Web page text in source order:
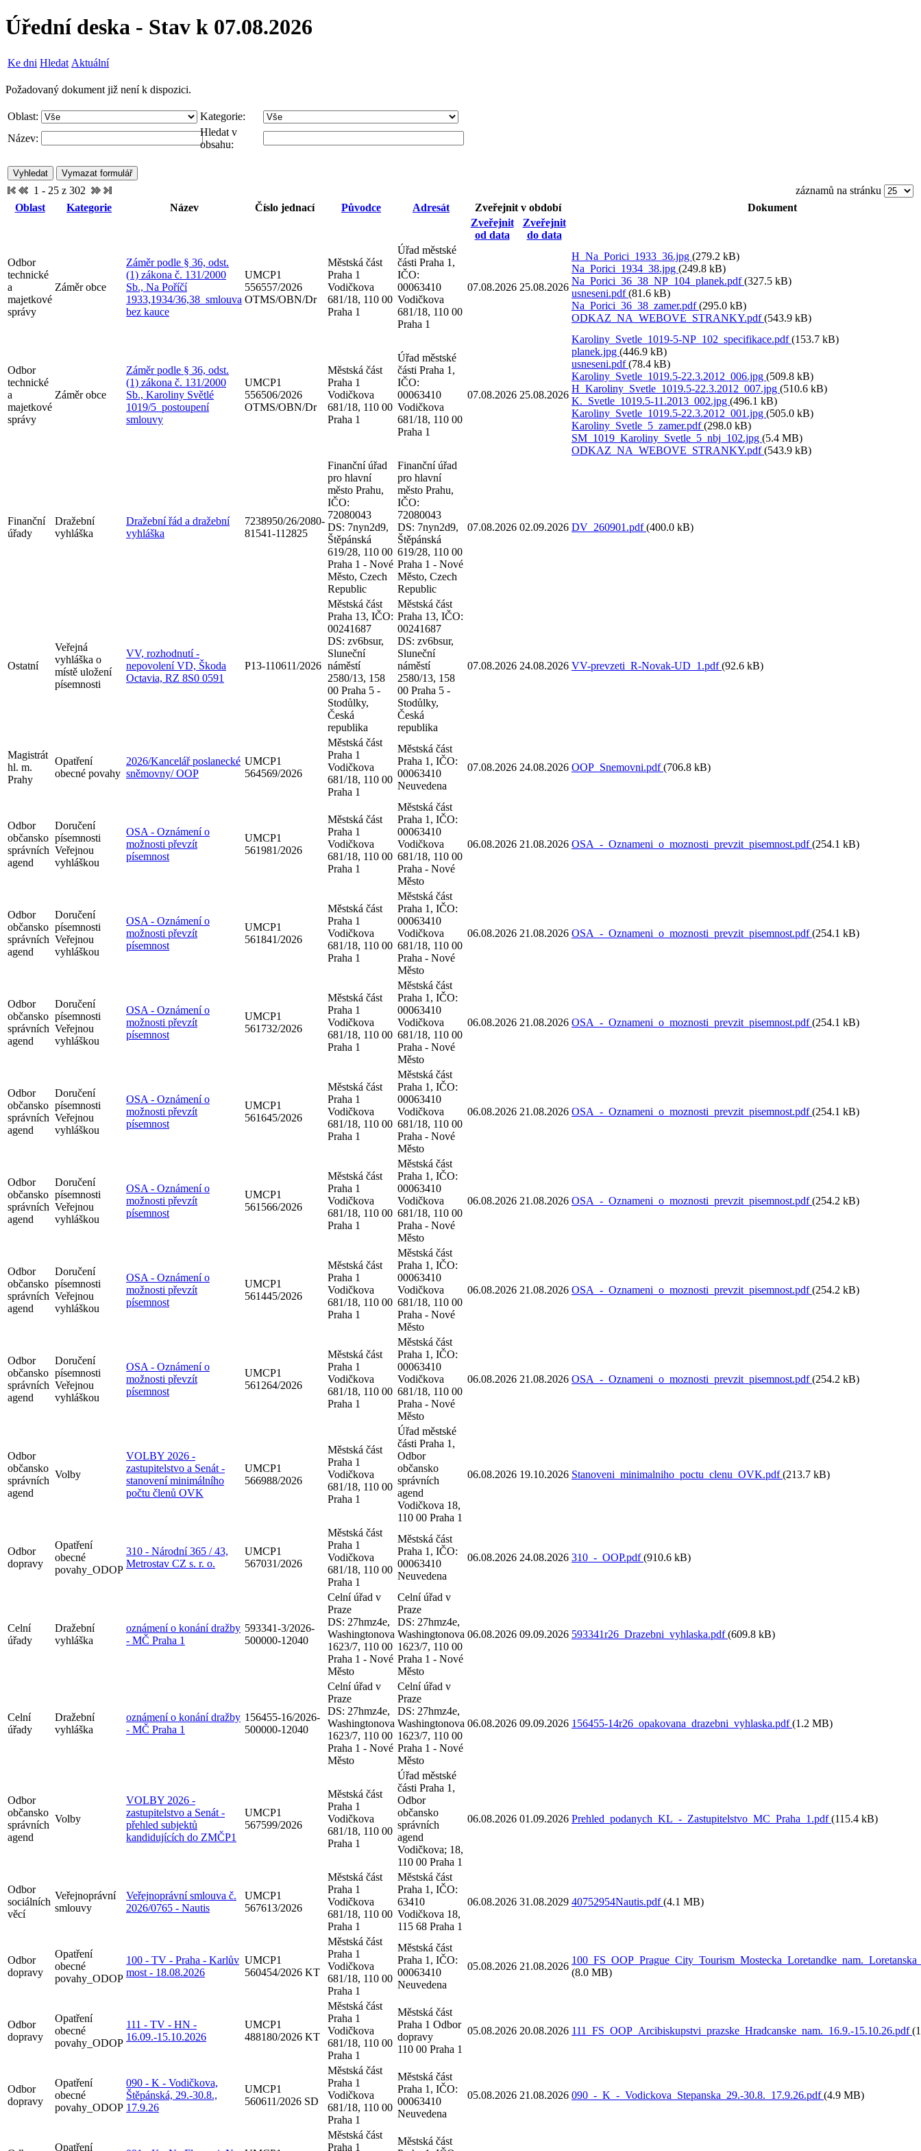
Úřední deska - Stav k 07.08.2026
Ke dni Hledat Aktuální
Požadovaný dokument již není k dispozici.
Oblast:
Kategorie:
Název:
Hledat v
obsahu:
1 - 25 z 302
záznamů na stránku
Oblast
Kategorie Název Číslo jednací Původce Adresát Zveřejnit v období
Dokument
Zveřejnit
od data
Zveřejnit
do data
Odbor
technické
a
majetkové
správy
Záměr obce
Záměr podle § 36, odst.
(1) zákona č. 131/2000
Sb., Na Poříčí
1933,1934/36,38_smlouva
bez kauce
UMCP1
556557/2026
OTMS/OBN/Dr
Městská část
Praha 1
Vodičkova
681/18, 110 00
Praha 1
Úřad městské
části Praha 1,
IČO:
00063410
Vodičkova
681/18, 110 00
Praha 1
07.08.2026 25.08.2026
H_Na_Porici_1933_36.jpg (279.2 kB)
Na_Porici_1934_38.jpg (249.8 kB)
Na_Porici_36_38_NP_104_planek.pdf(327.5 kB)
usneseni.pdf(81.6 kB)
Na_Porici_36_38_zamer.pdf(295.0 kB)
ODKAZ_NA_WEBOVE_STRANKY.pdf(543.9 kB)
Odbor
technické
a
majetkové
správy
Záměr obce
Záměr podle § 36, odst.
(1) zákona č. 131/2000
Sb., Karoliny Světlé
1019/5_postoupení
smlouvy
UMCP1
556506/2026
OTMS/OBN/Dr
Městská část
Praha 1
Vodičkova
681/18, 110 00
Praha 1
Úřad městské
části Praha 1,
IČO:
00063410
Vodičkova
681/18, 110 00
Praha 1
07.08.2026 25.08.2026
Karoliny_Svetle_1019-5-NP_102_specifikace.pdf(153.7 kB)
planek.jpg (446.9 kB)
usneseni.pdf(78.4 kB)
Karoliny_Svetle_1019.5-22.3.2012_006.jpg (509.8 kB)
H_Karoliny_Svetle_1019.5-22.3.2012_007.jpg (510.6 kB)
K._Svetle_1019.5-11.2013_002.jpg (496.1 kB)
Karoliny_Svetle_1019.5-22.3.2012_001.jpg (505.0 kB)
Karoliny_Svetle_5_zamer.pdf(298.0 kB)
SM_1019_Karoliny_Svetle_5_nbj_102.jpg (5.4 MB)
ODKAZ_NA_WEBOVE_STRANKY.pdf(543.9 kB)
Finanční
úřady
Dražební
vyhláška
Dražební řád a dražební
vyhláška
7238950/26/2080-
81541-112825
Finanční úřad
pro hlavní
město Prahu,
IČO:
72080043
DS: 7nyn2d9,
Štěpánská
619/28, 110 00
Praha 1 - Nové
Město, Czech
Republic
Finanční úřad
pro hlavní
město Prahu,
IČO:
72080043
DS: 7nyn2d9,
Štěpánská
619/28, 110 00
Praha 1 - Nové
Město, Czech
Republic
07.08.2026 02.09.2026 DV_260901.pdf(400.0 kB)
Ostatní
Veřejná
vyhláška o
místě uložení
písemnosti
VV, rozhodnutí -
nepovolení VD, Škoda
Octavia, RZ 8S0 0591
P13-110611/2026
Městská část
Praha 13, IČO:
00241687
DS: zv6bsur,
Sluneční
náměstí
2580/13, 158
00 Praha 5 -
Stodůlky,
Česká
republika
Městská část
Praha 13, IČO:
00241687
DS: zv6bsur,
Sluneční
náměstí
2580/13, 158
00 Praha 5 -
Stodůlky,
Česká
republika
07.08.2026 24.08.2026 VV-prevzeti_R-Novak-UD_1.pdf(92.6 kB)
Magistrát
hl. m.
Prahy
Opatření
obecné povahy
2026/Kancelář poslanecké
sněmovny/ OOP
UMCP1
564569/2026
Městská část
Praha 1
Vodičkova
681/18, 110 00
Praha 1
Městská část
Praha 1, IČO:
00063410
Neuvedena
07.08.2026 24.08.2026 OOP_Snemovni.pdf(706.8 kB)
Odbor
občansko
správních
agend
Doručení
písemnosti
Veřejnou
vyhláškou
OSA - Oznámení o
možnosti převzít
písemnost
UMCP1
561981/2026
Městská část
Praha 1
Vodičkova
681/18, 110 00
Praha 1
Městská část
Praha 1, IČO:
00063410
Vodičkova
681/18, 110 00
Praha - Nové
Město
06.08.2026 21.08.2026 OSA_-_Oznameni_o_moznosti_prevzit_pisemnost.pdf(254.1 kB)
Odbor
občansko
správních
agend
Doručení
písemnosti
Veřejnou
vyhláškou
OSA - Oznámení o
možnosti převzít
písemnost
UMCP1
561841/2026
Městská část
Praha 1
Vodičkova
681/18, 110 00
Praha 1
Městská část
Praha 1, IČO:
00063410
Vodičkova
681/18, 110 00
Praha - Nové
Město
06.08.2026 21.08.2026 OSA_-_Oznameni_o_moznosti_prevzit_pisemnost.pdf(254.1 kB)
Odbor
občansko
správních
agend
Doručení
písemnosti
Veřejnou
vyhláškou
OSA - Oznámení o
možnosti převzít
písemnost
UMCP1
561732/2026
Městská část
Praha 1
Vodičkova
681/18, 110 00
Praha 1
Městská část
Praha 1, IČO:
00063410
Vodičkova
681/18, 110 00
Praha - Nové
Město
06.08.2026 21.08.2026 OSA_-_Oznameni_o_moznosti_prevzit_pisemnost.pdf(254.1 kB)
Odbor
občansko
správních
agend
Doručení
písemnosti
Veřejnou
vyhláškou
OSA - Oznámení o
možnosti převzít
písemnost
UMCP1
561645/2026
Městská část
Praha 1
Vodičkova
681/18, 110 00
Praha 1
Městská část
Praha 1, IČO:
00063410
Vodičkova
681/18, 110 00
Praha - Nové
Město
06.08.2026 21.08.2026 OSA_-_Oznameni_o_moznosti_prevzit_pisemnost.pdf(254.1 kB)
Odbor
občansko
správních
agend
Doručení
písemnosti
Veřejnou
vyhláškou
OSA - Oznámení o
možnosti převzít
písemnost
UMCP1
561566/2026
Městská část
Praha 1
Vodičkova
681/18, 110 00
Praha 1
Městská část
Praha 1, IČO:
00063410
Vodičkova
681/18, 110 00
Praha - Nové
Město
06.08.2026 21.08.2026 OSA_-_Oznameni_o_moznosti_prevzit_pisemnost.pdf(254.2 kB)
Odbor
občansko
správních
agend
Doručení
písemnosti
Veřejnou
vyhláškou
OSA - Oznámení o
možnosti převzít
písemnost
UMCP1
561445/2026
Městská část
Praha 1
Vodičkova
681/18, 110 00
Praha 1
Městská část
Praha 1, IČO:
00063410
Vodičkova
681/18, 110 00
Praha - Nové
Město
06.08.2026 21.08.2026 OSA_-_Oznameni_o_moznosti_prevzit_pisemnost.pdf(254.2 kB)
Odbor
občansko
správních
agend
Doručení
písemnosti
Veřejnou
vyhláškou
OSA - Oznámení o
možnosti převzít
písemnost
UMCP1
561264/2026
Městská část
Praha 1
Vodičkova
681/18, 110 00
Praha 1
Městská část
Praha 1, IČO:
00063410
Vodičkova
681/18, 110 00
Praha - Nové
Město
06.08.2026 21.08.2026 OSA_-_Oznameni_o_moznosti_prevzit_pisemnost.pdf(254.2 kB)
Odbor
občansko
správních
agend
Volby
VOLBY 2026 -
zastupitelstvo a Senát -
stanovení minimálního
počtu členů OVK
UMCP1
566988/2026
Městská část
Praha 1
Vodičkova
681/18, 110 00
Praha 1
Úřad městské
části Praha 1,
Odbor
občansko
správních
agend
Vodičkova 18,
110 00 Praha 1
06.08.2026 19.10.2026 Stanoveni_minimalniho_poctu_clenu_OVK.pdf(213.7 kB)
Odbor
dopravy
Opatření
obecné
povahy_ODOP
310 - Národní 365 / 43,
Metrostav CZ s. r. o.
UMCP1
567031/2026
Městská část
Praha 1
Vodičkova
681/18, 110 00
Praha 1
Městská část
Praha 1, IČO:
00063410
Neuvedena
06.08.2026 24.08.2026 310_-_OOP.pdf(910.6 kB)
Celní
úřady
Dražební
vyhláška
oznámení o konání dražby
- MČ Praha 1
593341-3/2026-
500000-12040
Celní úřad v
Praze
DS: 27hmz4e,
Washingtonova
1623/7, 110 00
Praha 1 - Nové
Město
Celní úřad v
Praze
DS: 27hmz4e,
Washingtonova
1623/7, 110 00
Praha 1 - Nové
Město
06.08.2026 09.09.2026 593341r26_Drazebni_vyhlaska.pdf(609.8 kB)
Celní
úřady
Dražební
vyhláška
oznámení o konání dražby
- MČ Praha 1
156455-16/2026-
500000-12040
Celní úřad v
Praze
DS: 27hmz4e,
Washingtonova
1623/7, 110 00
Praha 1 - Nové
Město
Celní úřad v
Praze
DS: 27hmz4e,
Washingtonova
1623/7, 110 00
Praha 1 - Nové
Město
06.08.2026 09.09.2026 156455-14r26_opakovana_drazebni_vyhlaska.pdf(1.2 MB)
Odbor
občansko
správních
agend
Volby
VOLBY 2026 -
zastupitelstvo a Senát -
přehled subjektů
kandidujících do ZMČP1
UMCP1
567599/2026
Městská část
Praha 1
Vodičkova
681/18, 110 00
Praha 1
Úřad městské
části Praha 1,
Odbor
občansko
správních
agend
Vodičkova; 18,
110 00 Praha 1
06.08.2026 01.09.2026 Prehled_podanych_KL_-_Zastupitelstvo_MC_Praha_1.pdf(115.4 kB)
Odbor
sociálních
věcí
Veřejnoprávní
smlouvy
Veřejnoprávní smlouva č.
2026/0765 - Nautis
UMCP1
567613/2026
Městská část
Praha 1
Vodičkova
681/18, 110 00
Praha 1
Městská část
Praha 1, IČO:
63410
Vodičkova 18,
115 68 Praha 1
06.08.2026 31.08.2029 40752954Nautis.pdf(4.1 MB)
Odbor
dopravy
Opatření
obecné
povahy_ODOP
100 - TV - Praha - Karlův
most - 18.08.2026
UMCP1
560454/2026 KT
Městská část
Praha 1
Vodičkova
681/18, 110 00
Praha 1
Městská část
Praha 1, IČO:
00063410
Neuvedena
05.08.2026 21.08.2026
(8.0 MB)
Odbor
dopravy
Opatření
obecné
povahy_ODOP
111 - TV - HN -
16.09.-15.10.2026
UMCP1
488180/2026 KT
Městská část
Praha 1
Vodičkova
681/18, 110 00
Praha 1
Městská část
Praha 1 Odbor
dopravy
110 00 Praha 1
05.08.2026 20.08.2026 111_FS_OOP_Arcibiskupstvi_prazske_Hradcanske_nam._16.9.-15.10.26.pdf
Odbor
dopravy
Opatření
obecné
povahy_ODOP
090 - K - Vodičkova,
Štěpánská, 29.-30.8.,
17.9.26
UMCP1
560611/2026 SD
Městská část
Praha 1
Vodičkova
681/18, 110 00
Praha 1
Městská část
Praha 1, IČO:
00063410
Neuvedena
05.08.2026 21.08.2026 090_-_K_-_Vodickova_Stepanska_29.-30.8._17.9.26.pdf(4.9 MB)
Opatření
Městská část
Praha 1
Městská část